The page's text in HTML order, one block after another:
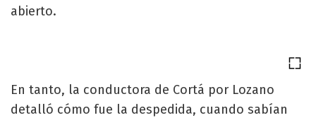
abierto.
En tanto, la conductora de Cortá por Lozano
detalló cómo fue la despedida, cuando sabían